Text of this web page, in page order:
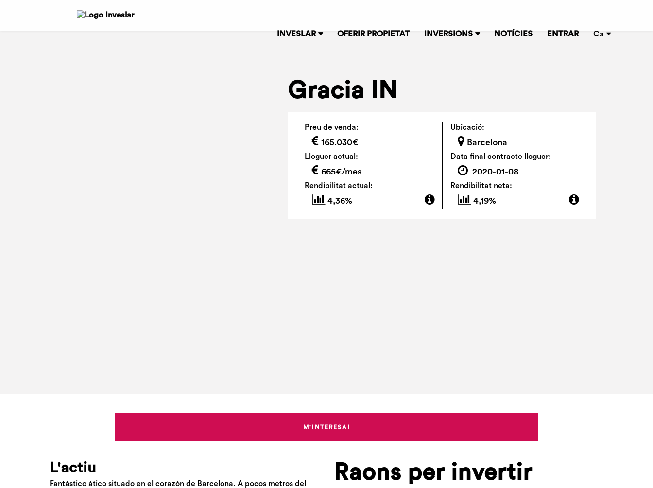
INVESLAR OFERIR PROPIETAT INVERSIONS NOTÍCIES ENTRAR Ca
Gracia IN
Preu de venda:
165.030€
Lloguer actual:
665€/mes
Rendibilitat actual:
4,36%
Ubicació:
Barcelona
Data final contracte lloguer:
2020-01-08
Rendibilitat neta:
4,19%
M'INTERESA!
L'actiu
Fantástico ático situado en el corazón de Barcelona. A pocos metros del
Raons per invertir